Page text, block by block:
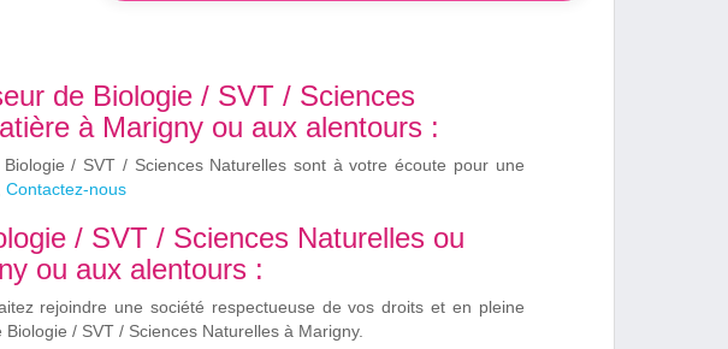
de Biologie / SVT / Sciences
à Marigny ou aux alentours :
/ SVT / Sciences Naturelles sont à votre écoute pour une
Contactez-nous
/ SVT / Sciences Naturelles ou
ou aux alentours :
rejoindre une société respectueuse de vos droits et en pleine
/ SVT / Sciences Naturelles à Marigny.